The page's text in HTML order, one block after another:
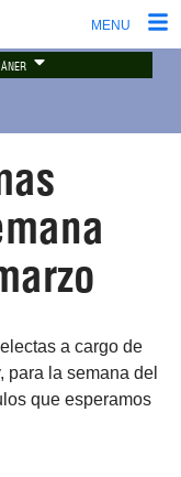
MENU
a cargo de
para la semana del
que esperamos